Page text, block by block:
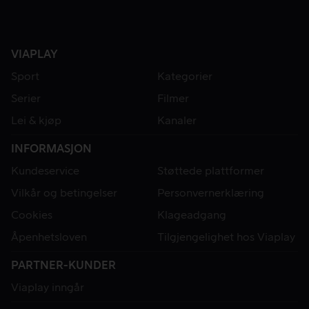
VIAPLAY
Sport
Kategorier
Serier
Filmer
Lei & kjøp
Kanaler
INFORMASJON
Kundeservice
Støttede plattformer
Vilkår og betingelser
Personvernerklæring
Cookies
Klageadgang
Åpenhetsloven
Tilgjengelighet hos Viaplay
PARTNER-KUNDER
Viaplay inngår